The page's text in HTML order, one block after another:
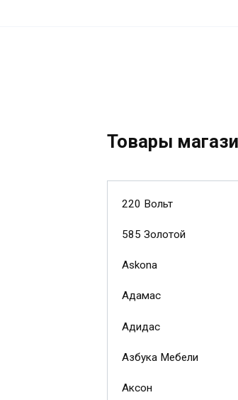
Товары
220 Вольт
585 Золотой
Askona
Адамас
Адидас
Азбука Мебели
Аксон